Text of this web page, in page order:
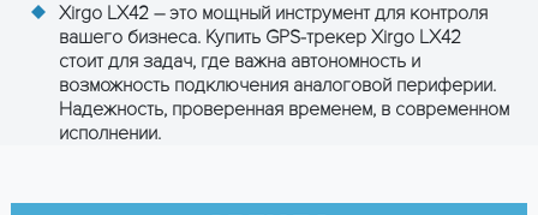
Xirgo LX42 – это мощный инструмент для контроля
вашего бизнеса. Купить GPS-трекер Xirgo LX42
стоит для задач, где важна автономность и
возможность подключения аналоговой периферии.
Надежность, проверенная временем, в современном
исполнении.